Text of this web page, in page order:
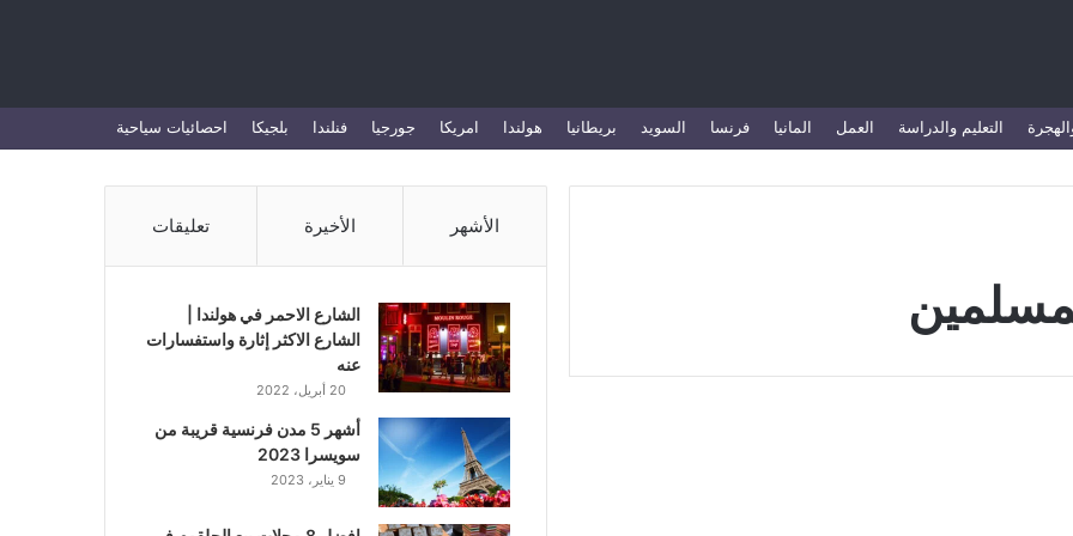
التعليم والدراسة العمل المانيا فرنسا السويد بريطانيا هولندا امريكا جورجيا فنلندا بلجيكا احصائيات سياحية
الأشهر الأخيرة تعليقات
الشارع الاحمر في هولندا |
الشارع الاكثر إثارة واستفسارات
عنه
20 أبريل، 2022
أشهر 5 مدن فرنسية قريبة من
سويسرا 2023
9 يناير، 2023